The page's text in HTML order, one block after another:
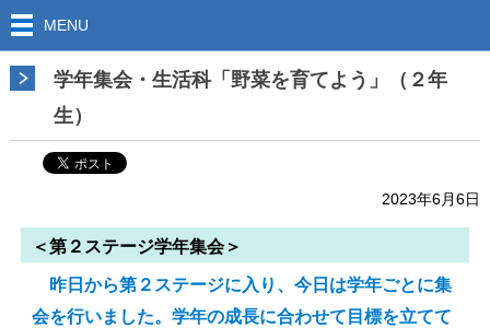
MENU
学年集会・生活科「野菜を育てよう」（２年
生）
2023年6月6日
＜第２ステージ学年集会＞
昨日から第２ステージに入り、今日は学年ごとに集
会を行いました。学年の成長に合わせて目標を立てて